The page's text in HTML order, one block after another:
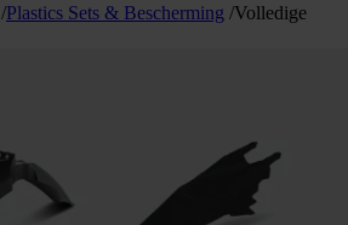
/Plastics Sets & Bescherming /Volledige